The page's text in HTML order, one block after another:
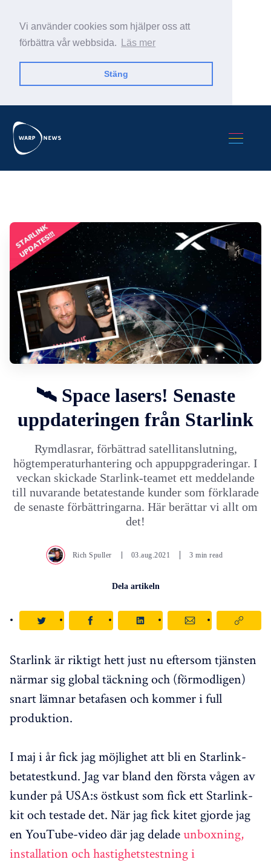
Vi använder cookies som hjälper oss att
förbättra vår webbsida.
Läs mer
Stäng
🛰️ Space lasers! Senaste
uppdateringen från Starlink
Rymdlasrar, förbättrad satellitanslutning,
högtemperaturhantering och appuppgraderingar. I
veckan skickade Starlink-teamet ett meddelande
till nuvarande betatestande kunder som förklarade
de senaste förbättringarna. Här berättar vi allt om
det!
Rich Spuller 03.aug.2021 3 min read
Dela artikeln
Starlink är riktigt hett just nu eftersom tjänsten
närmar sig global täckning och (förmodligen)
snart lämnar betafasen och kommer i full
produktion.
I maj i år fick jag möjlighet att bli en Starlink-
betatestkund. Jag var bland den första vågen av
kunder på USA:s östkust som fick ett Starlink-
kit och testade det. När jag fick kitet gjorde jag
en YouTube-video där jag deladeunboxning,
installation och hastighetstestning i